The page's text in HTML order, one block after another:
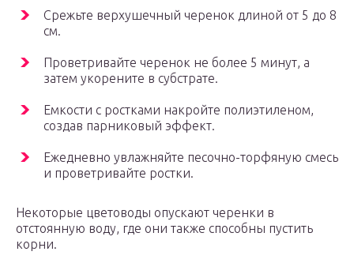
Срежьте верхушечный черенок длиной от 5 до 8
см.
Проветривайте черенок не более 5 минут, а
затем укорените в субстрате.
Емкости с ростками накройте полиэтиленом,
создав парниковый эффект.
Ежедневно увлажняйте песочно-торфяную смесь
и проветривайте ростки.
Некоторые цветоводы опускают черенки в
отстоянную воду, где они также способны пустить
корни.